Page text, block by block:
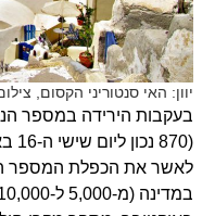
יוון: האי סנטוריני הקסום, צילום Depositphotos
בעקבות הירידה במספר
(870
לאשר את הכפלת המספר